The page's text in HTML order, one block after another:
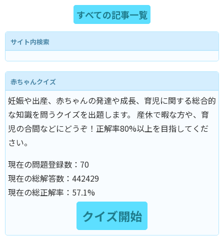
すべての記事一覧
サイト内検索
赤ちゃんクイズ
妊娠や出産、赤ちゃんの発達や成長、育児に関する総合的
な知識を問うクイズを出題します。 産休で暇な方や、育
児の合間などにどうぞ！正解率80%以上を目指してくだ
さい。
現在の問題登録数： 70
現在の総解答数： 442429
現在の総正解率： 57.1%